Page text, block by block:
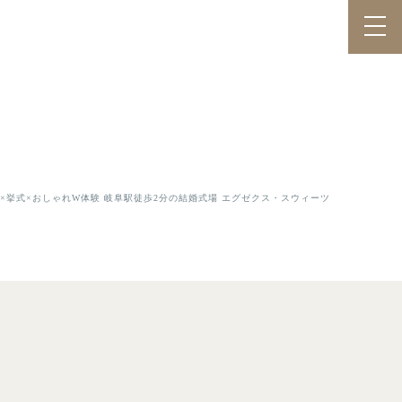
挙式×おしゃれW体験 岐阜駅徒歩2分の結婚式場 エグゼクス・スウィーツ